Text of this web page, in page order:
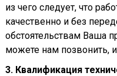
из чего следует, что
качественно и без
обстоятельствам Ваша
можете нам позвонить,
3. Квалификация